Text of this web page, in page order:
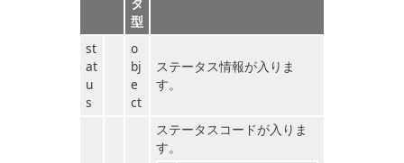
型
st
at
u
s
o
bj
e
ct
ステータス情報が入りま
す。
ステータスコードが入りま
す。